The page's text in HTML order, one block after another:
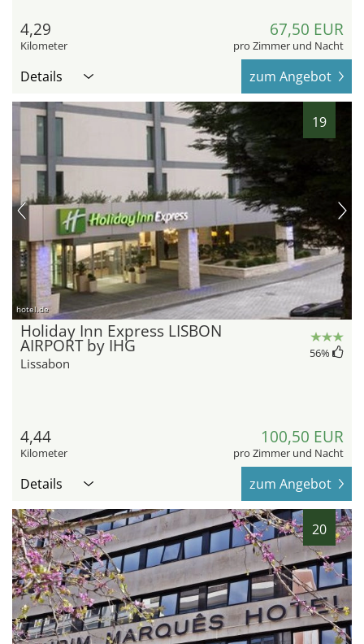
4,29
Kilometer
67,50 EUR
pro Zimmer und Nacht
Details zum Angebot
19
hotel.de
Holiday Inn Express LISBON
AIRPORT by IHG
Lissabon
56%
4,44
Kilometer
100,50 EUR
pro Zimmer und Nacht
Details zum Angebot
20